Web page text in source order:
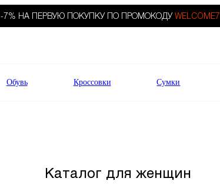
-7% НА ПЕРВУЮ ПОКУПКУ ПО ПРОМОКОДУ WELCOME7.
Обувь Кроссовки Сумки
Каталог для женщин